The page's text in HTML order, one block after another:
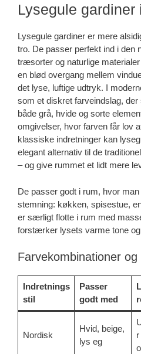
Lysegule gardiner
Lysegule gardiner er mere
tro. De passer perfekt ind i den
træsorter og naturlige
en blød overgang mellem
det lyse, luftige udtryk. I
som et diskret farveindslag,
både grå, hvide og sorte
omgivelser, hvor farven får lov
klassiske indretninger kan
elegant alternativ til de
– og give rummet et lidt mere
De passer godt i rum, hvor
stemning: køkken, spisestue,
er særligt flotte i rum med
forstærker lysets varme tone
Farvekombinationer
Indretnings
stil
Passer
godt med
Nordisk
Hvid, beige,
lys eg